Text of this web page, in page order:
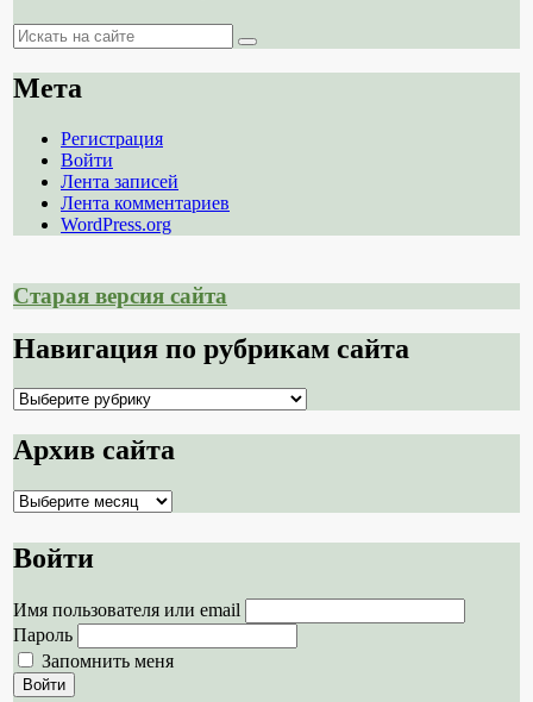
Поиск
Поиск
Мета
Регистрация
Войти
Лента записей
Лента комментариев
WordPress.org
Старая версия сайта
Навигация по рубрикам сайта
Навигация
рубрикам
сайта
Архив сайта
Архив
Войти
Имя пользователя или email
Пароль
Запомнить меня
Войти